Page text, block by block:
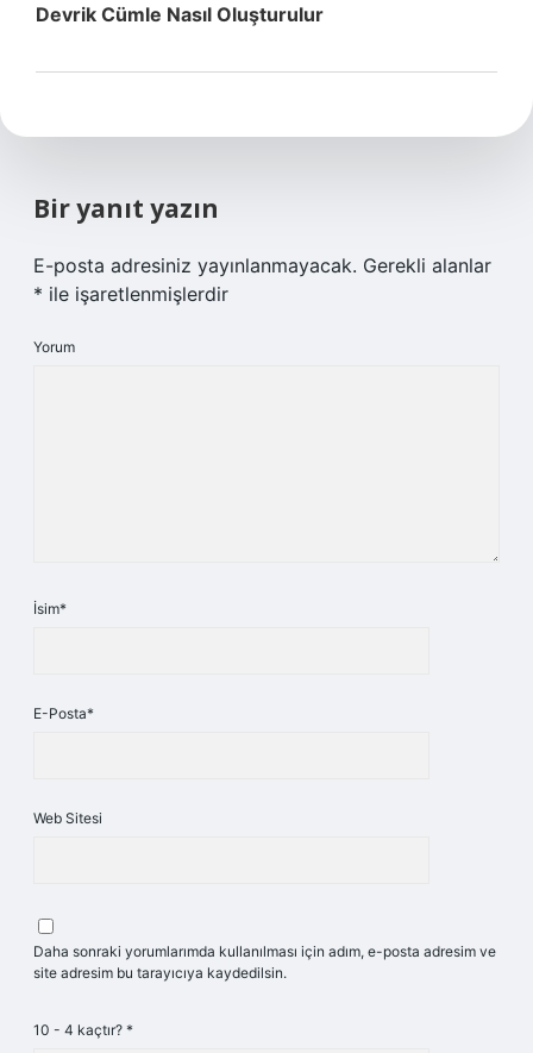
Devrik Cümle Nasıl Oluşturulur
Bir yanıt yazın
E-posta adresiniz yayınlanmayacak. Gerekli alanlar
* ile işaretlenmişlerdir
Yorum
İsim*
E-Posta*
Web Sitesi
Daha sonraki yorumlarımda kullanılması için adım, e-posta adresim ve
site adresim bu tarayıcıya kaydedilsin.
10 - 4 kaçtır? *